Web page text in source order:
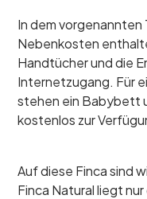
In dem vorgenannten
Nebenkosten
Handtücher und die
Internetzugang. Für
stehen ein Babybett
kostenlos zur
Auf diese Finca sind
Finca Natural liegt